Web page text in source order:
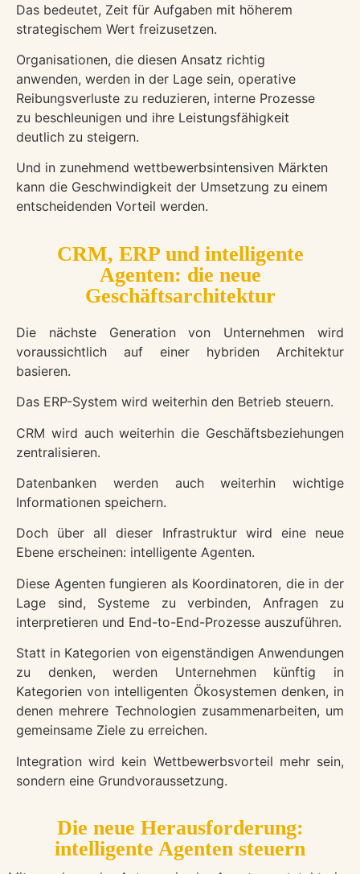
Das bedeutet, Zeit für Aufgaben mit höherem
strategischem Wert freizusetzen.
Organisationen, die diesen Ansatz richtig
anwenden, werden in der Lage sein, operative
Reibungsverluste zu reduzieren, interne Prozesse
zu beschleunigen und ihre Leistungsfähigkeit
deutlich zu steigern.
Und in zunehmend wettbewerbsintensiven Märkten
kann die Geschwindigkeit der Umsetzung zu einem
entscheidenden Vorteil werden.
CRM, ERP und intelligente
Agenten: die neue
Geschäftsarchitektur
Die nächste Generation von Unternehmen wird
voraussichtlich auf einer hybriden Architektur
basieren.
Das ERP-System wird weiterhin den Betrieb steuern.
CRM wird auch weiterhin die Geschäftsbeziehungen
zentralisieren.
Datenbanken werden auch weiterhin wichtige
Informationen speichern.
Doch über all dieser Infrastruktur wird eine neue
Ebene erscheinen: intelligente Agenten.
Diese Agenten fungieren als Koordinatoren, die in der
Lage sind, Systeme zu verbinden, Anfragen zu
interpretieren und End-to-End-Prozesse auszuführen.
Statt in Kategorien von eigenständigen Anwendungen
zu denken, werden Unternehmen künftig in
Kategorien von intelligenten Ökosystemen denken, in
denen mehrere Technologien zusammenarbeiten, um
gemeinsame Ziele zu erreichen.
Integration wird kein Wettbewerbsvorteil mehr sein,
sondern eine Grundvoraussetzung.
Die neue Herausforderung:
intelligente Agenten steuern